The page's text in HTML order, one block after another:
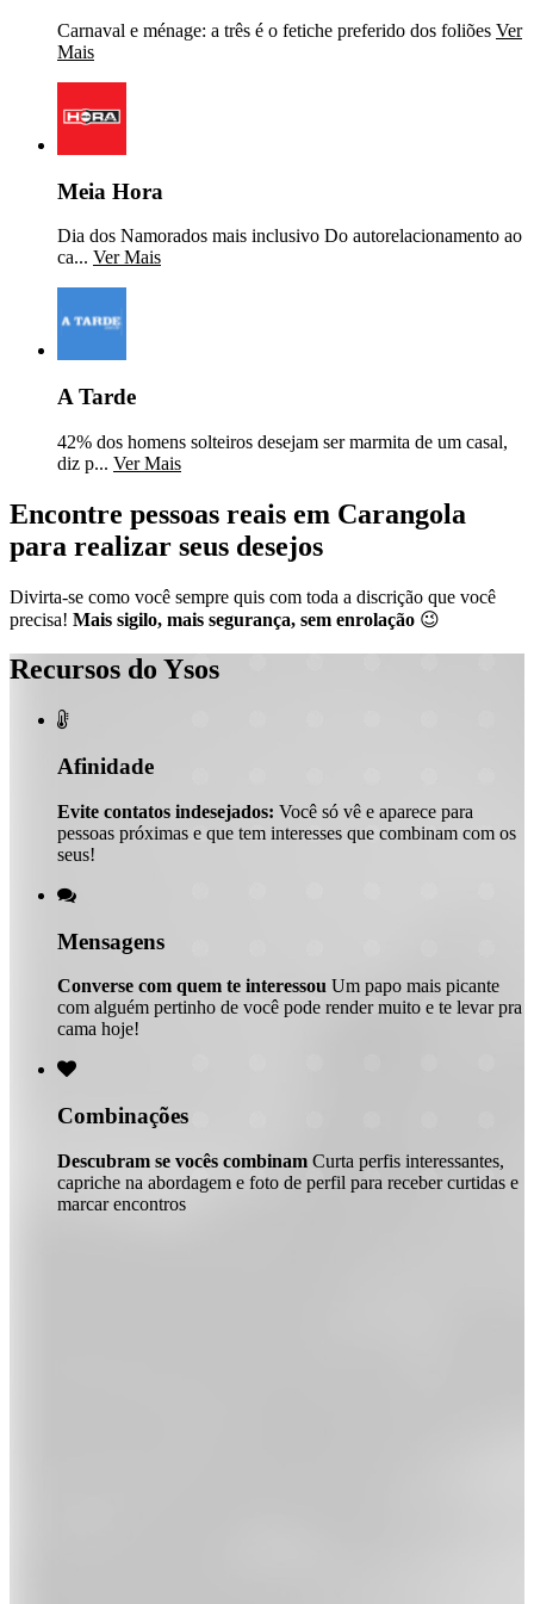
Carnaval e ménage: a três é o fetiche preferido dos foliões Ver
Mais
Meia Hora
Dia dos Namorados mais inclusivo Do autorelacionamento ao
ca... Ver Mais
A Tarde
42% dos homens solteiros desejam ser marmita de um casal,
diz p... Ver Mais
Encontre pessoas reais em Carangola
para realizar seus desejos
Divirta-se como você sempre quis com toda a discrição que você
precisa! Mais sigilo, mais segurança, sem enrolação 😉
Recursos do Ysos

Afinidade
Evite contatos indesejados: Você só vê e aparece para
pessoas próximas e que tem interesses que combinam com os
seus!

Mensagens
Converse com quem te interessou Um papo mais picante
com alguém pertinho de você pode render muito e te levar pra
cama hoje!

Combinações
Descubram se vocês combinam Curta perfis interessantes,
capriche na abordagem e foto de perfil para receber curtidas e
marcar encontros